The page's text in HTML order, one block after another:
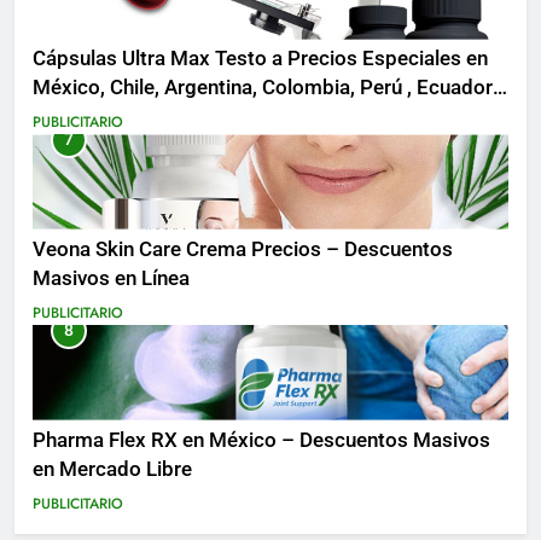
Cápsulas Ultra Max Testo a Precios Especiales en
México, Chile, Argentina, Colombia, Perú , Ecuador,
Costa Rica y Más
PUBLICITARIO
7
Veona Skin Care Crema Precios – Descuentos
Masivos en Línea
PUBLICITARIO
8
Pharma Flex RX en México – Descuentos Masivos
en Mercado Libre
PUBLICITARIO